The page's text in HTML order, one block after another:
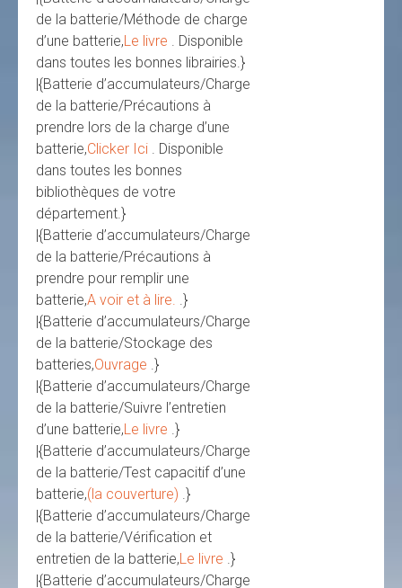
de la batterie/Méthode de charge
d’une batterie,Le livre . Disponible
dans toutes les bonnes librairies.}
|{Batterie d’accumulateurs/Charge
de la batterie/Précautions à
prendre lors de la charge d’une
batterie,Clicker Ici . Disponible
dans toutes les bonnes
bibliothèques de votre
département.}
|{Batterie d’accumulateurs/Charge
de la batterie/Précautions à
prendre pour remplir une
batterie,A voir et à lire. .}
|{Batterie d’accumulateurs/Charge
de la batterie/Stockage des
batteries,Ouvrage .}
|{Batterie d’accumulateurs/Charge
de la batterie/Suivre l’entretien
d’une batterie,Le livre .}
|{Batterie d’accumulateurs/Charge
de la batterie/Test capacitif d’une
batterie,(la couverture) .}
|{Batterie d’accumulateurs/Charge
de la batterie/Vérification et
entretien de la batterie,Le livre .}
|{Batterie d’accumulateurs/Charge